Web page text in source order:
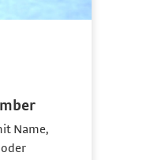
Name,